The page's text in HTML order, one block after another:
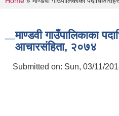
You are here
माण्डवी गाउँपालिकाका
आचारसंहिता, २०७४
Submitted on: Sun, 03/11/